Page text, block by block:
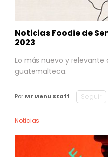
Noticias Foodie de
2023
Lo más nuevo y
guatemalteca.
Por Mr Menu Staff Seguir
Noticias